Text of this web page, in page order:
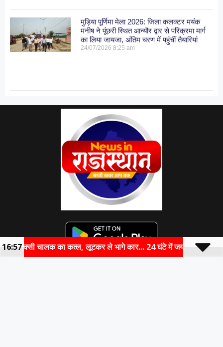
मुड़िया पूर्णिमा मेला 2026: जिला कलक्टर मयंक
मनीष ने पूंछरी स्थित आन्यौर द्वार से परिक्रमा मार्ग
का लिया जायजा, अंतिम चरण में पहुंचीं तैयारियां
24/07/20268:25 am
चालक का कत्ल, लूटकर ले भागे कार... 24 घंटे में जयपुर पुलिस ने दबोचे
16:57